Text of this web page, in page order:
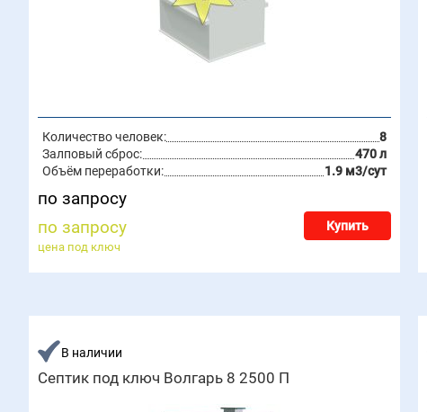
Количество человек:
8
Залповый сброс:
470 л
Объём переработки:
1.9 м3/сут
по запросу
по запросу
Купить
цена под ключ
В наличии
Септик под ключ Волгарь 8 2500 П